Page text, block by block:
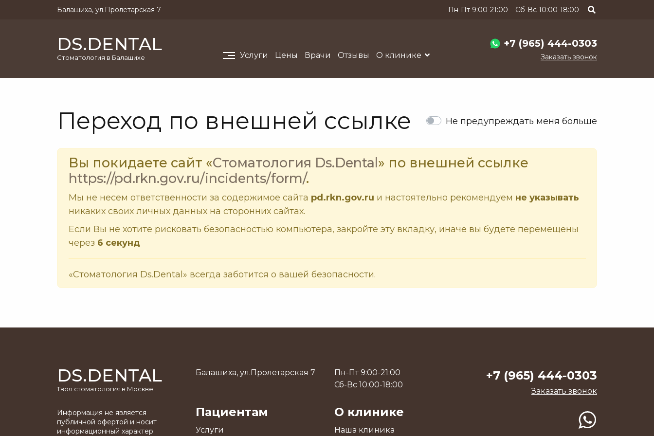
Балашиха, ул.Пролетарская 7 Пн-Пт 9:00-21:00 Сб-Вс 10:00-18:00
DS.DENTAL
Cтоматология в Балашихе Услуги Цены Врачи Отзывы О клинике
+7 (965) 444-0303
Заказать звонок
Переход по внешней ссылке Не предупреждать меня больше
Вы покидаете сайт «Стоматология Ds.Dental» по внешней ссылке
https://pd.rkn.gov.ru/incidents/form/.
Мы не несем ответственности за содержимое сайта pd.rkn.gov.ru и настоятельно рекомендуем не указывать
никаких своих личных данных на сторонних сайтах.
Если Вы не хотите рисковать безопасностью компьютера, закройте эту вкладку, иначе вы будете перемещены
через 6 секунд
«Стоматология Ds.Dental» всегда заботится о вашей безопасности.
DS.DENTAL
Твоя стоматология в Москве
Информация не является
публичной офертой и носит
информационный характер
Балашиха, ул.Пролетарская 7
Пн-Пт 9:00-21:00
Сб-Вс 10:00-18:00
Пациентам
Услуги
О клинике
Наша клиника
+7 (965) 444-0303
Заказать звонок